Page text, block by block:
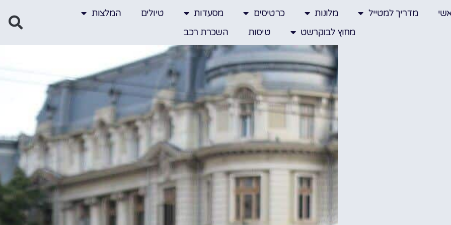
מדריך למטייל מלונות כרטיסים מסעדות טיולים
המלצות
מחוץ לבוקרשט
טיסות השכרת רכב